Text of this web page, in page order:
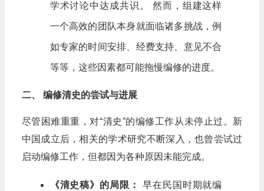
学术讨论中达成共识。 然而，组建这样
一个高效的团队本身就面临诸多挑战，例
如专家的时间安排、经费支持、意见不合
等等，这些因素都可能拖慢编修的进度。
二、 编修清史的尝试与进展
尽管困难重重，对“清史”的编修工作从未停止过。新
中国成立后，相关的学术研究不断深入，也曾尝试过
启动编修工作，但都因为各种原因未能完成。
《清史稿》的局限： 早在民国时期就编